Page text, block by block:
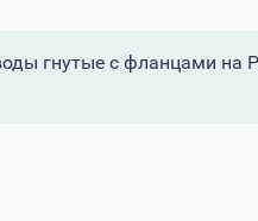
гнутые с фланцами на